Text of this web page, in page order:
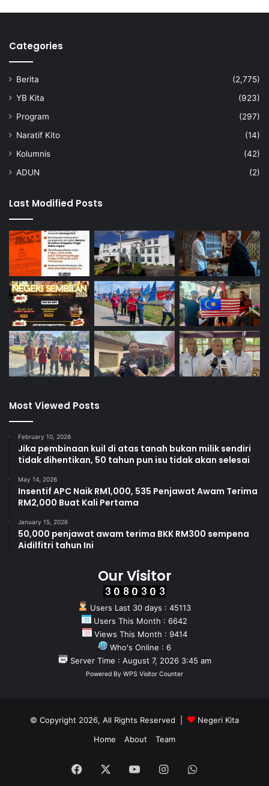
tCategories
Berita
(2,775)
YB Kita
(923)
Program
(297)
Naratif Kito
(14)
Kolumnis
(42)
ADUN
(2)
Last Modified Posts
Most Viewed Posts
February 10, 2026
Jika pembinaan kuil di atas tanah bukan milik sendiri
tidak dihentikan, 50 tahun pun isu tidak akan selesai
May 14, 2026
Insentif APC Naik RM1,000, 535 Penjawat Awam Terima
RM2,000 Buat Kali Pertama
January 15, 2026
50,000 penjawat awam terima BKK RM300 sempena
Aidilfitri tahun Ini
Our Visitor
Users Last 30 days : 45113
Users This Month : 6642
Views This Month : 9414
Who's Online : 6
Server Time : August 7, 2026 3:45 am
Powered By WPS Visitor Counter
© Copyright 2026, All Rights Reserved |
Negeri Kita
Home
About Team
Facebook YouTubeInstagramWhatsApp